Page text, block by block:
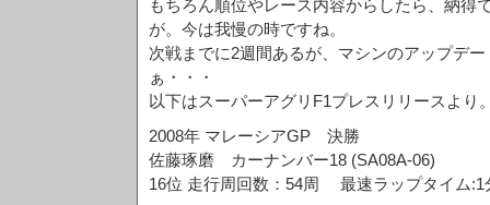
もちろん順位やレース内容からしたら、納得
が。今は我慢の時ですね。
次戦までに2週間あるが、マシンのアップデ
ぁ・・・
以下はスーパーアグリF1プレスリリースより
2008年 マレーシアGP 決勝
佐藤琢磨 カーナンバー18 (SA08A-06)
16位 走行周回数：54周 最速ラップタイム:1